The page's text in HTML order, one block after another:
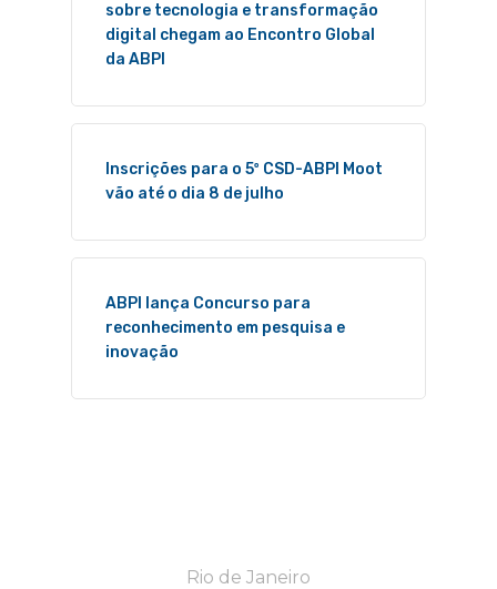
sobre tecnologia e transformação
digital chegam ao Encontro Global
da ABPI
Inscrições para o 5º CSD-ABPI Moot
vão até o dia 8 de julho
ABPI lança Concurso para
reconhecimento em pesquisa e
inovação
Rio de Janeiro